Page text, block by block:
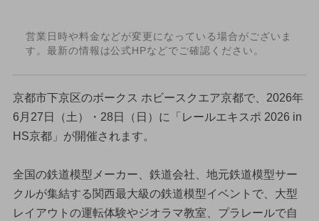
営業日時や料金などが変更になっている場合がございま
す。最新の情報は公式HPなどでご確認ください。
京都市下京区のボークス ホビースクエア京都で、2026年
6月27日（土）・28日（日）に「レールエキスポ 2026 in
HS京都」が開催されます。
全国の鉄道模型メーカー、鉄道会社、地元鉄道模型サー
クルが集結する関西最大級の鉄道模型イベントで、大型
レイアウトの運転体験やジオラマ教室、プラレールで自